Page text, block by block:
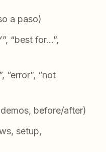
a paso)
“best for…”,
“error”, “not
before/after)
setup,